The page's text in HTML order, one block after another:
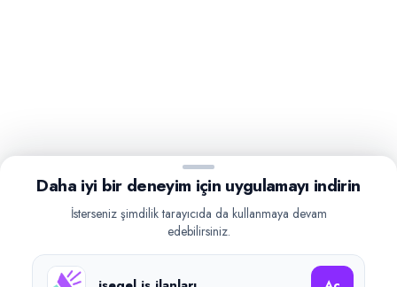
Daha iyi bir deneyim için uygulamayı indirin
İsterseniz şimdilik tarayıcıda da kullanmaya devam
edebilirsiniz.